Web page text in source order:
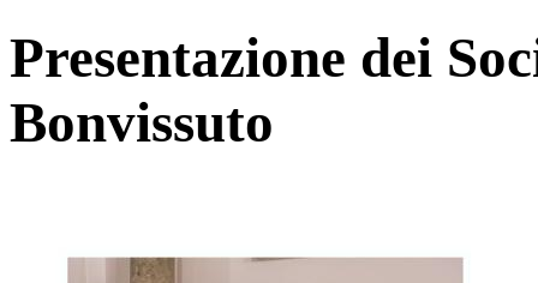
Presentazione dei
Bonvissuto